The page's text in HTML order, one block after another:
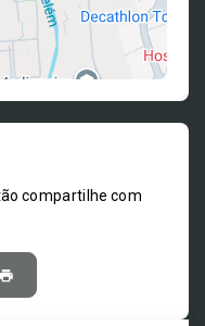
compartilhe com